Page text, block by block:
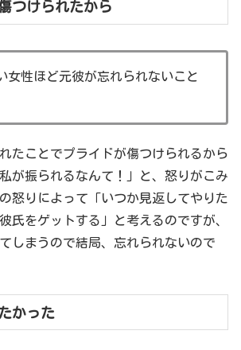
つけられたから
女性ほど元彼が忘れられないこと
たことでプライドが傷つけられるから
が振られるなんて！」と、怒りがこみ
怒りによって「いつか見返してやりた
氏をゲットする」と考えるのですが、
しまうので結局、忘れられないので
かった